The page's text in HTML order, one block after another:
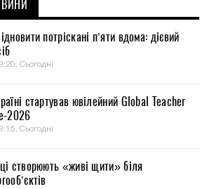
потріскані п’яти вдома: дієвий
Сьогодні
стартував ювілейний Global Teacher
2026
Сьогодні
створюють «живі щити» біля